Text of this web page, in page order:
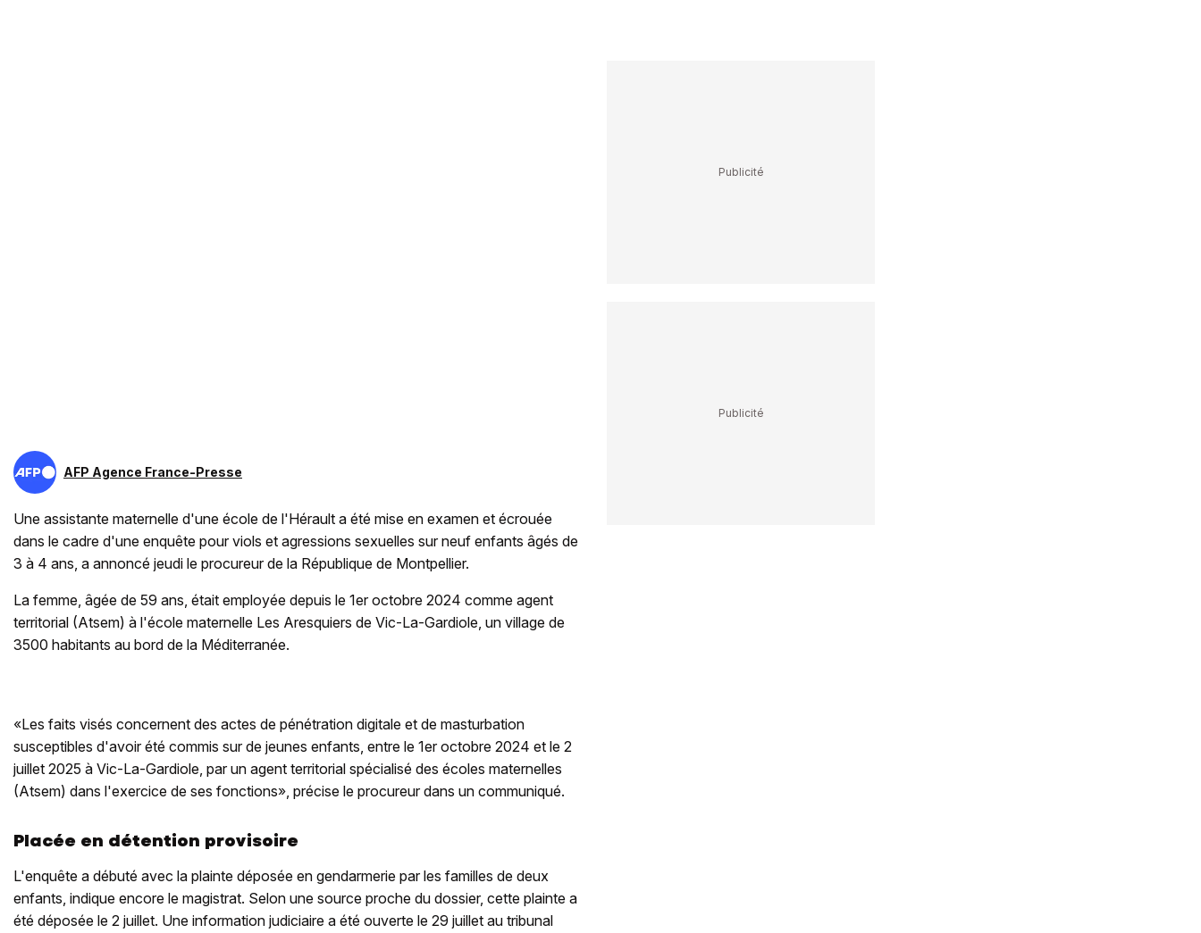
AFP Agence France-Presse
Une assistante maternelle d'une école de l'Hérault a été mise en examen et écrouée
dans le cadre d'une enquête pour viols et agressions sexuelles sur neuf enfants âgés de
3 à 4 ans, a annoncé jeudi le procureur de la République de Montpellier.
La femme, âgée de 59 ans, était employée depuis le 1er octobre 2024 comme agent
territorial (Atsem) à l'école maternelle Les Aresquiers de Vic-La-Gardiole, un village de
3500 habitants au bord de la Méditerranée.
«Les faits visés concernent des actes de pénétration digitale et de masturbation
susceptibles d'avoir été commis sur de jeunes enfants, entre le 1er octobre 2024 et le 2
juillet 2025 à Vic-La-Gardiole, par un agent territorial spécialisé des écoles maternelles
(Atsem) dans l'exercice de ses fonctions», précise le procureur dans un communiqué.
Placée en détention provisoire
L'enquête a débuté avec la plainte déposée en gendarmerie par les familles de deux
enfants, indique encore le magistrat. Selon une source proche du dossier, cette plainte a
été déposée le 2 juillet. Une information judiciaire a été ouverte le 29 juillet au tribunal